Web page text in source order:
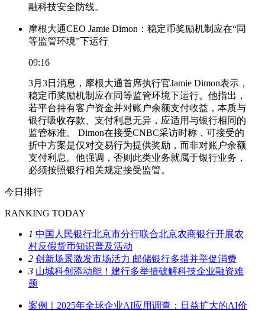
融科技安全防线。
摩根大通CEO Jamie Dimon：稳定币奖励机制应在“同
等监管环境”下运行
09:16
3月3日消息，摩根大通首席执行官Jamie Dimon表示，
稳定币奖励机制应在同等监管环境下运行。他指出，
若平台持有客户资金并对账户余额支付收益，本质与
银行吸收存款、支付利息无异，应适用与银行相同的
监管标准。 Dimon在接受CNBC采访时称，可接受的
折中方案是仅对交易行为提供奖励，而非对账户余额
支付利息。他强调，否则此类业务就属于银行业务，
必须按照银行相关规定接受监管。
今日排行
RANKING TODAY
1 中国人民银行北京市分行联合北京农商银行开展农
村反假货币知识普及活动
2 创新场景激发市场活力 邮储银行多措并举促消费
3 山城科创添动能！建行多举措破解科技企业融资难
题
案例｜2025年全球企业AI应用调查：日益扩大的AI价